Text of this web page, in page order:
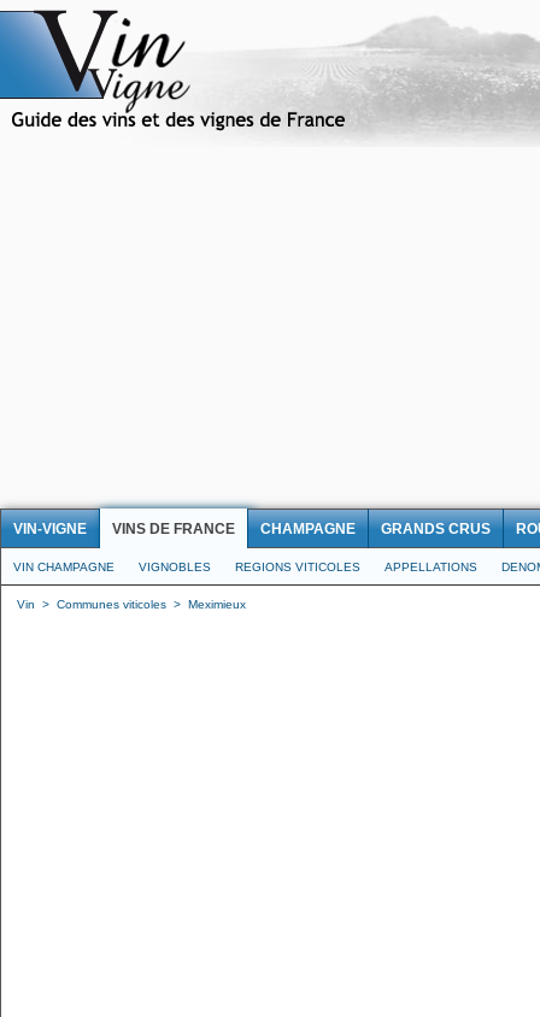
VIN-VIGNE VINS DE FRANCE CHAMPAGNE GRANDS CRUS
VIN CHAMPAGNE VIGNOBLES REGIONS VITICOLES APPELLATIONS
Vin > Communes viticoles > Meximieux